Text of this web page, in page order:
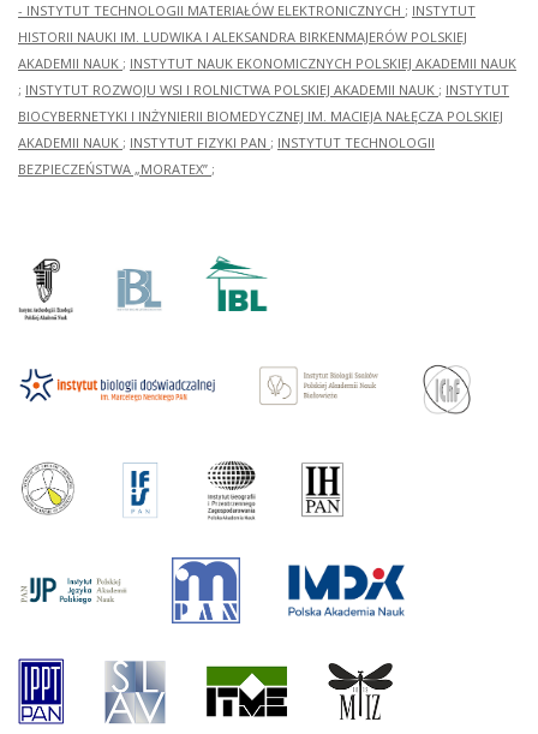
- INSTYTUT TECHNOLOGII MATERIAŁÓW ELEKTRONICZNYCH ; INSTYTUT
HISTORII NAUKI IM. LUDWIKA I ALEKSANDRA BIRKENMAJERÓW POLSKIEJ
AKADEMII NAUK ; INSTYTUT NAUK EKONOMICZNYCH POLSKIEJ AKADEMII NAUK
; INSTYTUT ROZWOJU WSI I ROLNICTWA POLSKIEJ AKADEMII NAUK ; INSTYTUT
BIOCYBERNETYKI I INŻYNIERII BIOMEDYCZNEJ IM. MACIEJA NAŁĘCZA POLSKIEJ
AKADEMII NAUK ; INSTYTUT FIZYKI PAN ; INSTYTUT TECHNOLOGII
BEZPIECZEŃSTWA „MORATEX” ;